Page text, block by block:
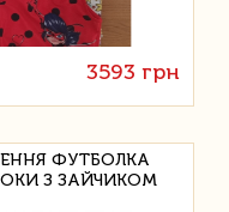
3593 грн
ФУТБОЛКА
З ЗАЙЧИКОМ